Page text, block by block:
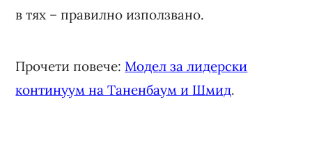
в тях – правилно използвано.
Прочети повече:Модел за лидерски
континуум на Таненбаум и Шмид.